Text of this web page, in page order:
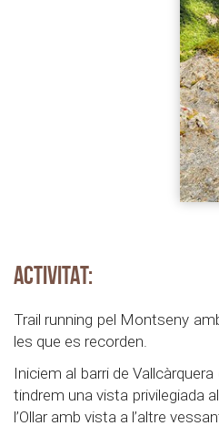
ACTIVITAT:
Trail running pel Montseny
les que es recorden.
Iniciem al barri de
tindrem una vista privilegiada
l’Ollar amb vista a l’altre